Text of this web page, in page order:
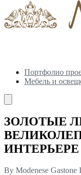
Портфолио
Мебель и
ЗОЛОТЫЕ
ИНТЕРЬЕРЕ
By Modenese Gastone